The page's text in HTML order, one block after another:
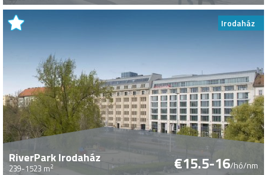
Irodaház
RiverPark Irodaház
239-1523 m2 €15.5-16/hó/nm